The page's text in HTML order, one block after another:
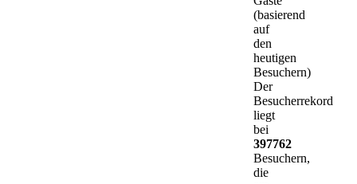
(basierend
auf
den
heutigen
Besuchern)
Der
Besucherrekord
liegt
bei
397762
Besuchern,
die